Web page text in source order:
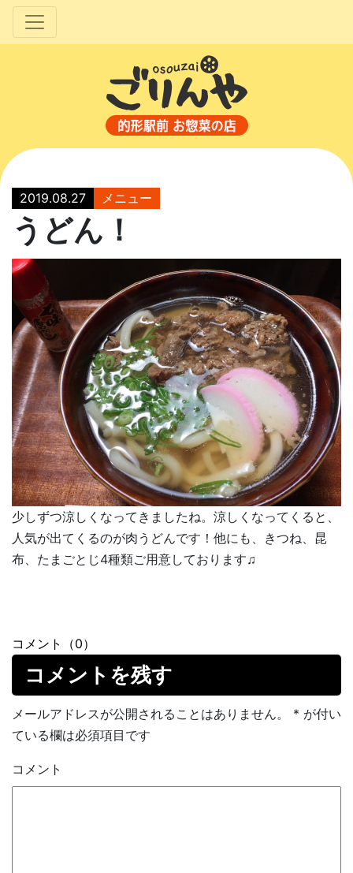
2019.08.27 メニュー
うどん！
少しずつ涼しくなってきましたね。涼しくなってくると、
人気が出てくるのが肉うどんです！他にも、きつね、昆
布、たまごとじ4種類ご用意しております♫
コメント（0）
コメントを残す
メールアドレスが公開されることはありません。 * が付い
ている欄は必須項目です
コメント